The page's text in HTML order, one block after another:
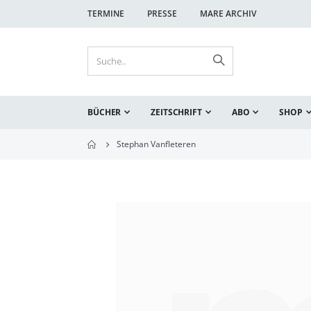
TERMINE PRESSE MARE ARCHIV
BÜCHER ZEITSCHRIFT ABO SHOP
Stephan Vanfleteren